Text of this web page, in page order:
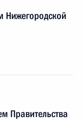
Нижегородской
Правительства